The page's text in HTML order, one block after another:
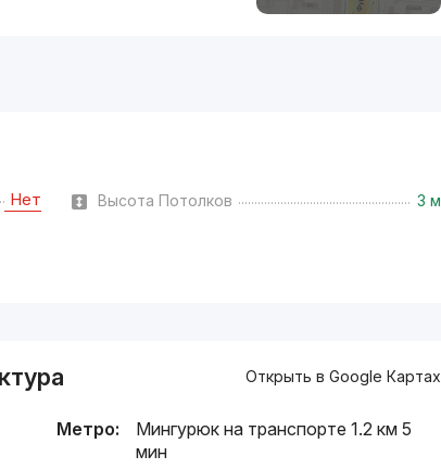
Нет Высота Потолков 3 м
Открыть в Google Картах
Метро:
Мингурюк на транспорте 1.2 км 5
мин